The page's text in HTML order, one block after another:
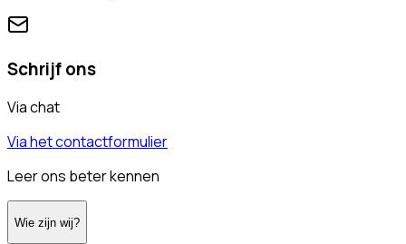
Schrijf ons
Via chat
Via het contactformulier
Leer ons beter kennen
Wie zijn wij?